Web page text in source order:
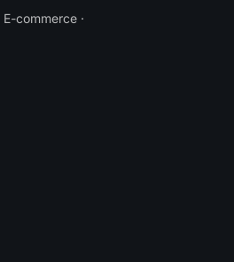
E-commerce ·